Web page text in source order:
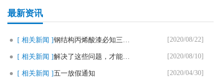
最新资讯
[ 相关新闻 ] [2020/08/22]
[ 相关新闻 ] [2020/08/10]
[ 相关新闻 ]五一放假通知 [2020/04/30]